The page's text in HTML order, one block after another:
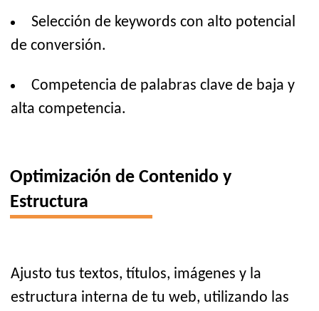
Selección de keywords con alto potencial
de conversión.
Competencia de palabras clave de baja y
alta competencia.
Optimización de Contenido y
Estructura
Ajusto tus textos, títulos, imágenes y la
estructura interna de tu web, utilizando las